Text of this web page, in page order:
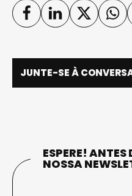
JUNTE-SE À
ESPERE!
NOSSA